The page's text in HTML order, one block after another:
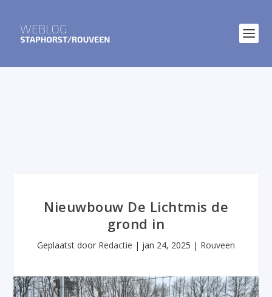
Nieuwbouw De Lichtmis de
grond in
Geplaatst door Redactie | jan 24, 2025 | Rouveen